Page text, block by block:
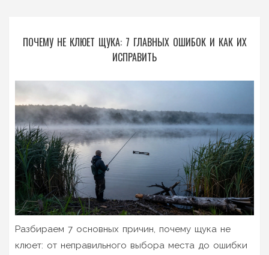
ПОЧЕМУ НЕ КЛЮЕТ ЩУКА: 7 ГЛАВНЫХ ОШИБОК И КАК ИХ
ИСПРАВИТЬ
Разбираем 7 основных причин, почему щука не
клюет: от неправильного выбора места до ошибки